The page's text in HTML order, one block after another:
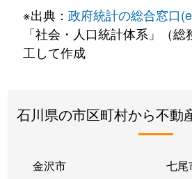
※出典： 政府統計の総合窓口
「社会・人口統計体系」（
工して作成
石川県の市区町村から不動
金沢市 七尾